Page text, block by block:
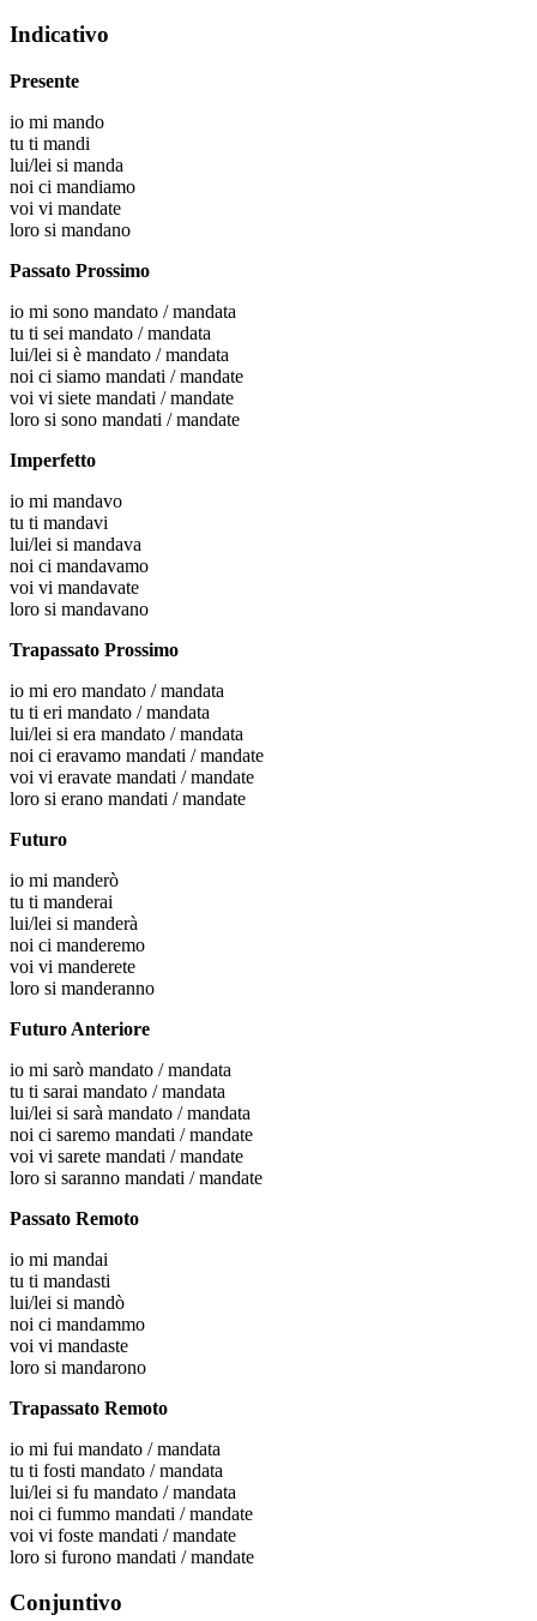
Indicativo
Presente
io mi mando
tu ti mandi
lui/lei si manda
noi ci mandiamo
voi vi mandate
loro si mandano
Passato Prossimo
io mi sono mandato / mandata
tu ti sei mandato / mandata
lui/lei si è mandato / mandata
noi ci siamo mandati / mandate
voi vi siete mandati / mandate
loro si sono mandati / mandate
Imperfetto
io mi mandavo
tu ti mandavi
lui/lei si mandava
noi ci mandavamo
voi vi mandavate
loro si mandavano
Trapassato Prossimo
io mi ero mandato / mandata
tu ti eri mandato / mandata
lui/lei si era mandato / mandata
noi ci eravamo mandati / mandate
voi vi eravate mandati / mandate
loro si erano mandati / mandate
Futuro
io mi manderò
tu ti manderai
lui/lei si manderà
noi ci manderemo
voi vi manderete
loro si manderanno
Futuro Anteriore
io mi sarò mandato / mandata
tu ti sarai mandato / mandata
lui/lei si sarà mandato / mandata
noi ci saremo mandati / mandate
voi vi sarete mandati / mandate
loro si saranno mandati / mandate
Passato Remoto
io mi mandai
tu ti mandasti
lui/lei si mandò
noi ci mandammo
voi vi mandaste
loro si mandarono
Trapassato Remoto
io mi fui mandato / mandata
tu ti fosti mandato / mandata
lui/lei si fu mandato / mandata
noi ci fummo mandati / mandate
voi vi foste mandati / mandate
loro si furono mandati / mandate
Conjuntivo